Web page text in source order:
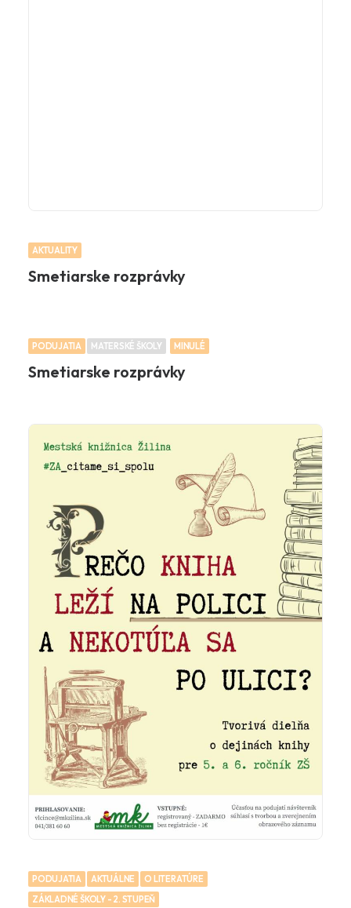
AKTUALITY
Smetiarske rozprávky
PODUJATIA MATERSKÉ ŠKOLY MINULÉ
Smetiarske rozprávky
PODUJATIA AKTUÁLNE
O LITERATÚRE
ZÁKLADNÉ ŠKOLY - 2. STUPEŇ